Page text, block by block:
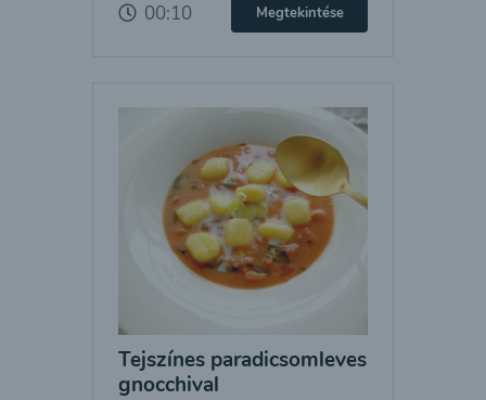
00:10 Megtekintése
Tejszínes paradicsomleves
gnocchival